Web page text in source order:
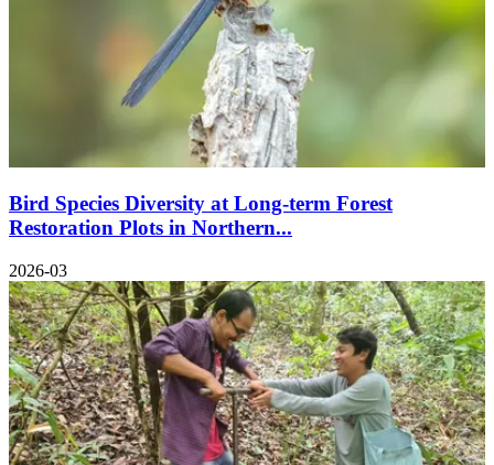
Bird Species Diversity at Long-term Forest
Restoration Plots in Northern...
2026-03